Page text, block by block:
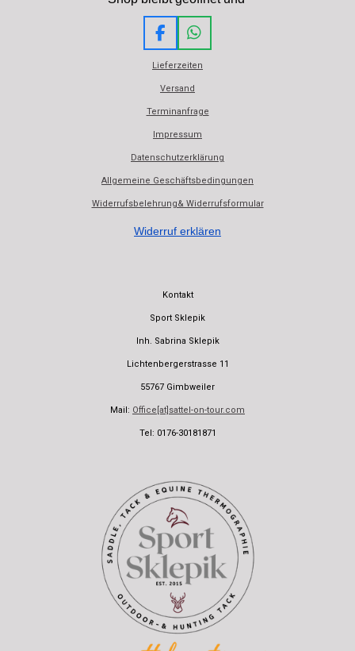
F
a
c
e
o
o
W
h
a
t
A
p
Lieferzeiten
Versand
Terminanfrage
Impressum
Datenschutzerklärung
Allgemeine Geschäftsbedingungen
Widerrufsbelehrung& Widerrufsformular
Widerruf erklären
Kontakt
Sport Sklepik
Inh. Sabrina Sklepik
Lichtenbergerstrasse 11
55767 Gimbweiler
Mail: Office[at]sattel-on-tour.com
Tel: 0176-30181871